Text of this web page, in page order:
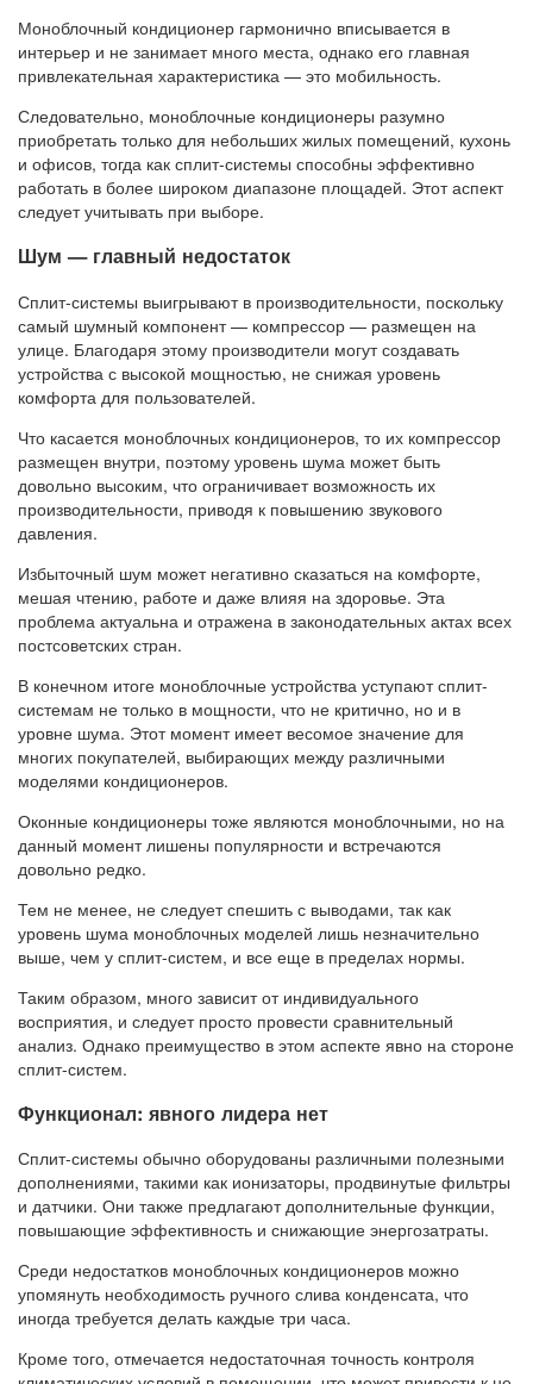
Моноблочный кондиционер гармонично вписывается в
интерьер и не занимает много места, однако его главная
привлекательная характеристика — это мобильность.
Следовательно, моноблочные кондиционеры разумно
приобретать только для небольших жилых помещений, кухонь
и офисов, тогда как сплит-системы способны эффективно
работать в более широком диапазоне площадей. Этот аспект
следует учитывать при выборе.
Шум — главный недостаток
Сплит-системы выигрывают в производительности, поскольку
самый шумный компонент — компрессор — размещен на
улице. Благодаря этому производители могут создавать
устройства с высокой мощностью, не снижая уровень
комфорта для пользователей.
Что касается моноблочных кондиционеров, то их компрессор
размещен внутри, поэтому уровень шума может быть
довольно высоким, что ограничивает возможность их
производительности, приводя к повышению звукового
давления.
Избыточный шум может негативно сказаться на комфорте,
мешая чтению, работе и даже влияя на здоровье. Эта
проблема актуальна и отражена в законодательных актах всех
постсоветских стран.
В конечном итоге моноблочные устройства уступают сплит-
системам не только в мощности, что не критично, но и в
уровне шума. Этот момент имеет весомое значение для
многих покупателей, выбирающих между различными
моделями кондиционеров.
Оконные кондиционеры тоже являются моноблочными, но на
данный момент лишены популярности и встречаются
довольно редко.
Тем не менее, не следует спешить с выводами, так как
уровень шума моноблочных моделей лишь незначительно
выше, чем у сплит-систем, и все еще в пределах нормы.
Таким образом, много зависит от индивидуального
восприятия, и следует просто провести сравнительный
анализ. Однако преимущество в этом аспекте явно на стороне
сплит-систем.
Функционал: явного лидера нет
Сплит-системы обычно оборудованы различными полезными
дополнениями, такими как ионизаторы, продвинутые фильтры
и датчики. Они также предлагают дополнительные функции,
повышающие эффективность и снижающие энергозатраты.
Среди недостатков моноблочных кондиционеров можно
упомянуть необходимость ручного слива конденсата, что
иногда требуется делать каждые три часа.
Кроме того, отмечается недостаточная точность контроля